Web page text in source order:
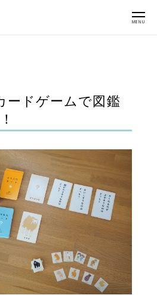
MENU
ードゲームで図鑑